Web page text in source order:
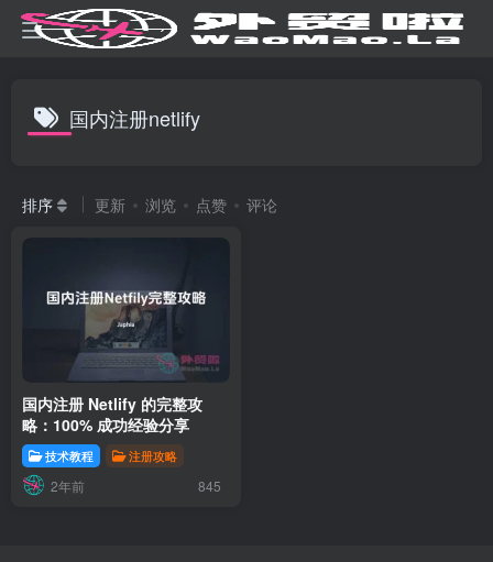
国内注册netlify
排序 更新 浏览 点赞 评论
国内注册 Netlify 的完整攻
略：100% 成功经验分享
技术教程 注册攻略
2年前 845